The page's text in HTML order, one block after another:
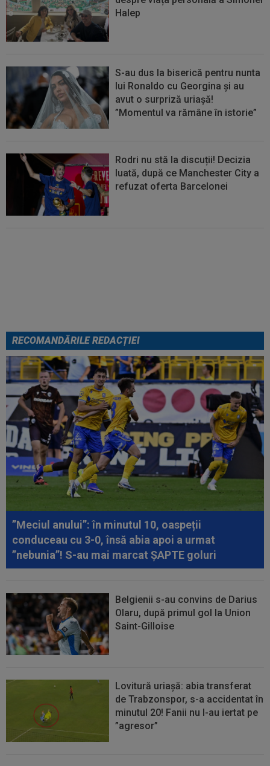
Halep
S-au dus la biserică pentru nunta
lui Ronaldo cu Georgina și au
avut o surpriză uriașă!
”Momentul va rămâne în istorie”
Rodri nu stă la discuții! Decizia
luată, după ce Manchester City a
refuzat oferta Barcelonei
RECOMANDĂRILE REDACȚIEI
”Meciul anului”: în minutul 10, oaspeții
conduceau cu 3-0, însă abia apoi a urmat
”nebunia”! S-au mai marcat ȘAPTE goluri
Belgienii s-au convins de Darius
Olaru, după primul gol la Union
Saint-Gilloise
Lovitură uriașă: abia transferat
de Trabzonspor, s-a accidentat în
minutul 20! Fanii nu l-au iertat pe
”agresor”